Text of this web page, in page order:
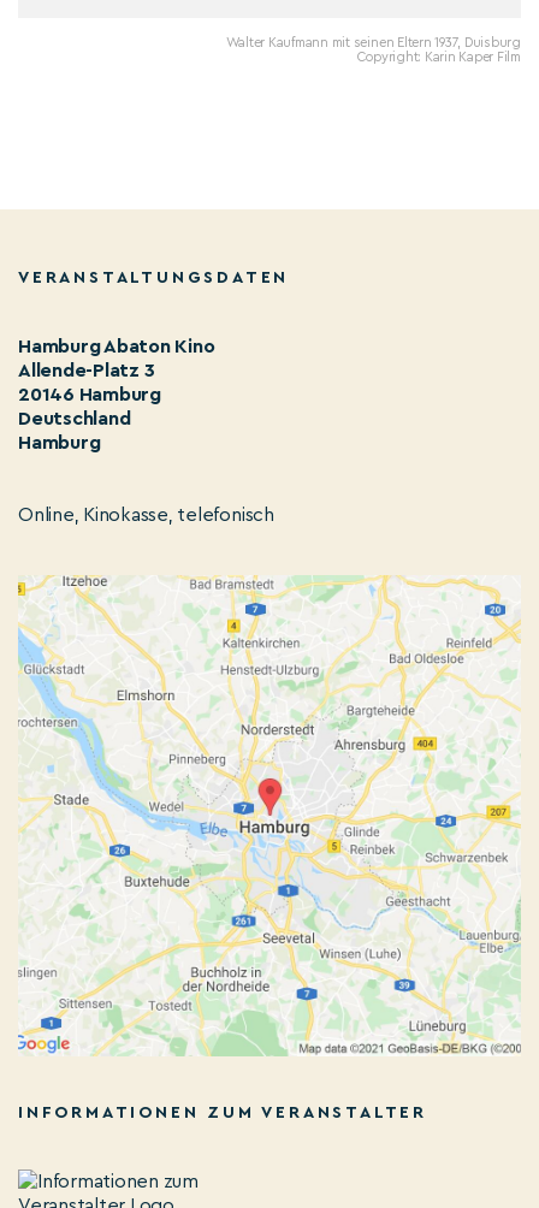
Walter Kaufmann mit seinen Eltern 1937, Duisburg
Copyright: Karin Kaper Film
VERANSTALTUNGSDATEN
Hamburg Abaton Kino
Allende-Platz 3
20146 Hamburg
Deutschland
Hamburg
Online, Kinokasse, telefonisch
INFORMATIONEN ZUM VERANSTALTER